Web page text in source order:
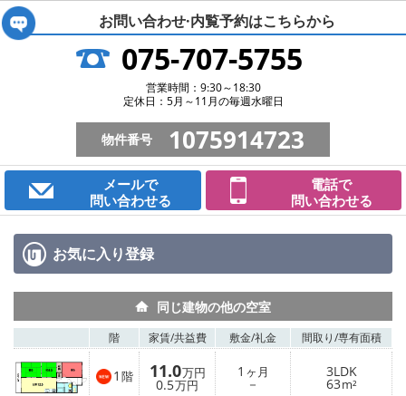
お問い合わせ·内覧予約はこちらから
075-707-5755
営業時間：9:30～18:30
定休日：5月～11月の毎週水曜日
物件番号 1075914723
メールで
問い合わせる
電話で
問い合わせる
お気に入り登録
同じ建物の他の空室
階 家賃/共益費 敷金/礼金 間取り/専有面積
1 階 11.0万円
0.5万円
1 ヶ月
－
3LDK
63m²